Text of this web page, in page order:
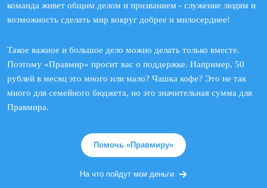
команда живет общим делом и призванием - служение людям и
возможность сделать мир вокруг добрее и милосерднее!
Такое важное и большое дело можно делать только вместе.
Поэтому «Правмир» просит вас о поддержке. Например, 50
рублей в месяц это много или мало? Чашка кофе? Это не так
много для семейного бюджета, но это значительная сумма для
Правмира.
Помочь «Правмиру»
На что пойдут мои деньги